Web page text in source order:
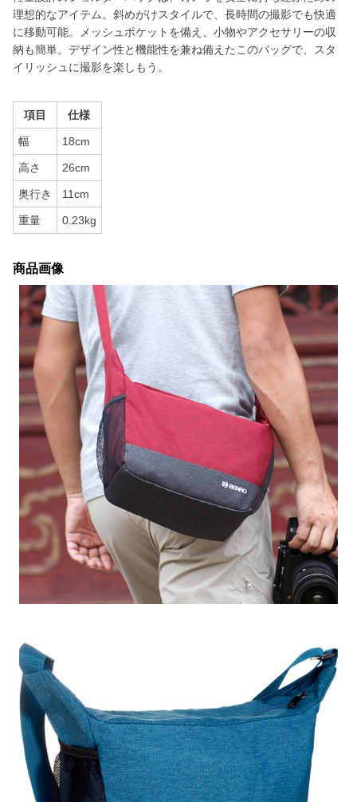
理想的なアイテム。斜めがけスタイルで、長時間の撮影でも快適
に移動可能。メッシュポケットを備え、小物やアクセサリーの収
納も簡単。デザイン性と機能性を兼ね備えたこのバッグで、スタ
イリッシュに撮影を楽しもう。
項目 仕様
幅 18cm
高さ 26cm
奥行き 11cm
重量 0.23kg
商品画像